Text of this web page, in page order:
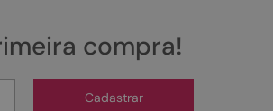
compra!
Cadastrar